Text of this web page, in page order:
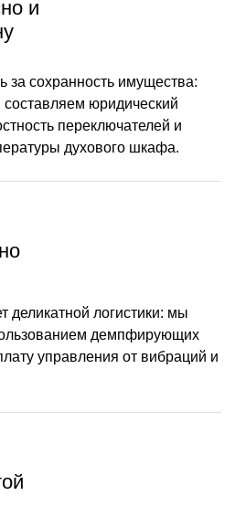
и
за сохранность имущества:
юридический
переключателей и
духового шкафа.
деликатной логистики: мы
демпфирующих
управления от вибраций и